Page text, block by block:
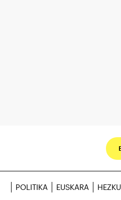
POLITIKA EUSKARA